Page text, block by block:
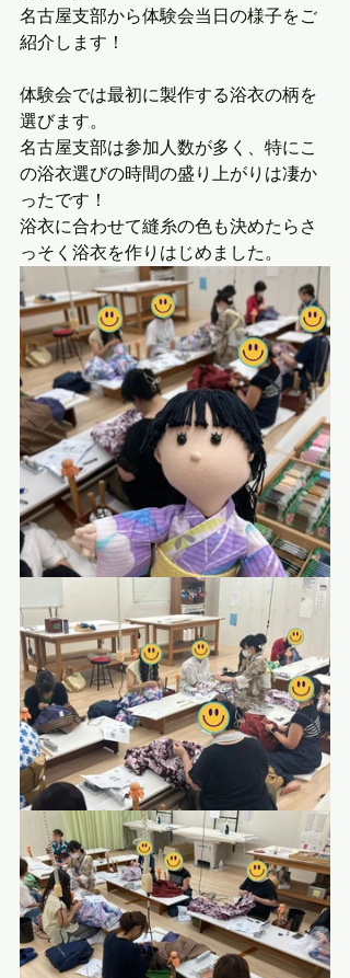
名古屋支部から体験会当日の様子をご
紹介します！
体験会では最初に製作する浴衣の柄を
選びます。
名古屋支部は参加人数が多く、特にこ
の浴衣選びの時間の盛り上がりは凄か
ったです！
浴衣に合わせて縫糸の色も決めたらさ
っそく浴衣を作りはじめました。